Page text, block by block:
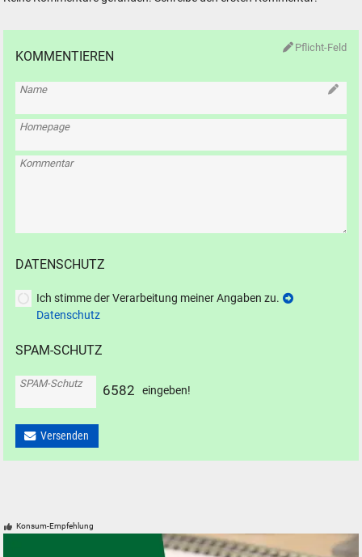
Pflicht-Feld
KOMMENTIEREN
Name
Homepage
Kommentar
DATENSCHUTZ
Ich stimme der Verarbeitung meiner Angaben zu.
Datenschutz
SPAM-SCHUTZ
SPAM-Schutz 6582 eingeben!
Versenden
Konsum-Empfehlung